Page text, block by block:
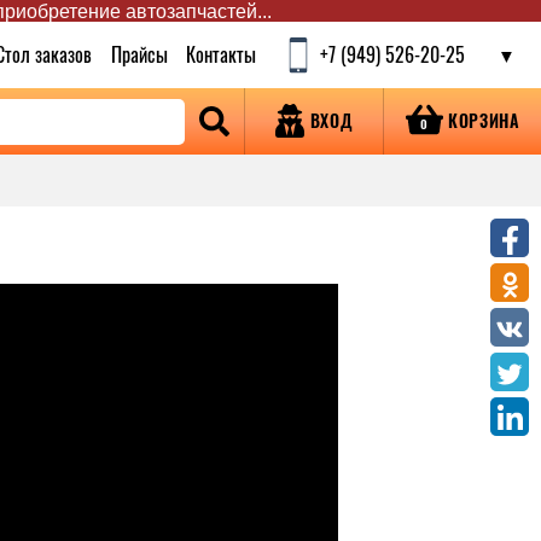
автозапчастей...
заказов Прайсы Контакты +7 (949) 526-20-25
ВХОД 0 КОРЗИНА